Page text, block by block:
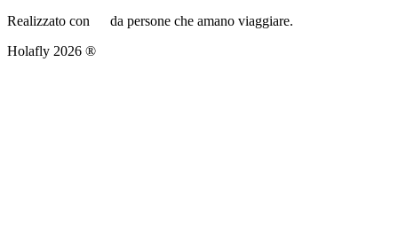
Realizzato con
da persone che amano viaggiare.
Holafly 2026 ®